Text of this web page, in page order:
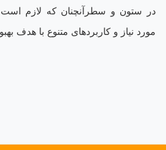
در ستون و سطرآنچنان که لازم
مورد نیاز و کاربردهای متنوع با هدف